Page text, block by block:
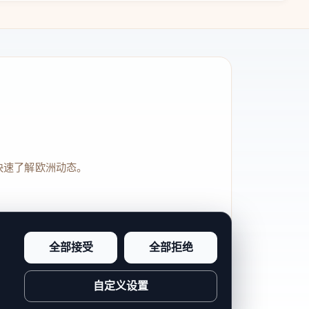
了解欧洲动态。
感和站点完整度。
全部接受 全部拒绝
自定义设置